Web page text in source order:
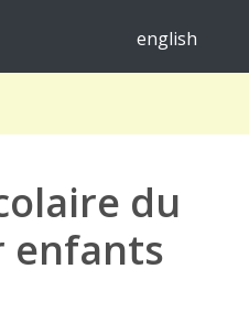
english
du
enfants